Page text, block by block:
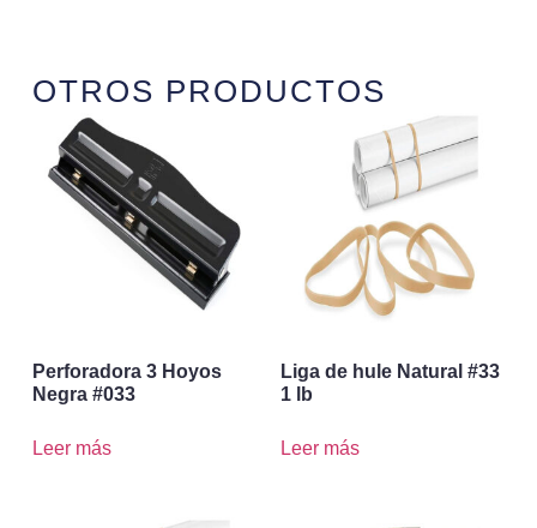
OTROS PRODUCTOS
Perforadora 3 Hoyos
Negra #033
Leer más
Liga de hule Natural #33
1 lb
Leer más